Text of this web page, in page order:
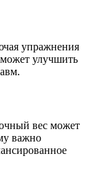
упражнения
улучшить
вес может
важно